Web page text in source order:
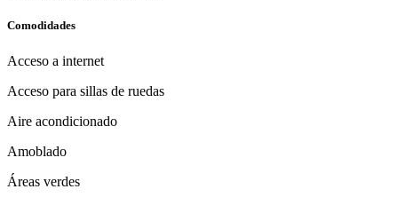
Comodidades
Acceso a internet
Acceso para sillas de ruedas
Aire acondicionado
Amoblado
Áreas verdes